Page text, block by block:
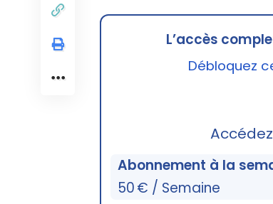
L’accès
Débloquez
Abonnement à la
50 € / Semaine